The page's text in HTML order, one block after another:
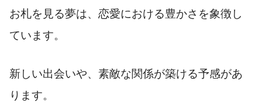
お札を見る夢は、恋愛における豊かさを象徴し
ています。
新しい出会いや、素敵な関係が築ける予感があ
ります。